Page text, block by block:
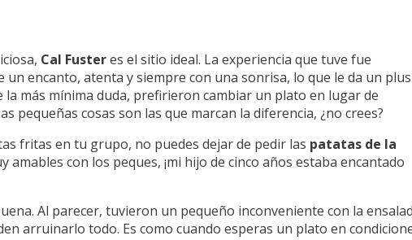
Cal Fusteres el sitio ideal. La experiencia que tuve fue
un encanto, atenta y siempre con una sonrisa, lo que le da un
más mínima duda, prefirieron cambiar un plato en lugar de
pequeñas cosas son las que marcan la diferencia, ¿no crees?
fritas en tu grupo, no puedes dejar de pedir las patatas de la
con los peques, ¡mi hijo de cinco años estaba encantado
Al parecer, tuvieron un pequeño inconveniente con la
arruinarlo todo. Es como cuando esperas un plato en